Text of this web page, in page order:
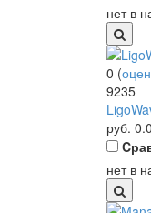
нет в
0 (
9235
руб.
нет в